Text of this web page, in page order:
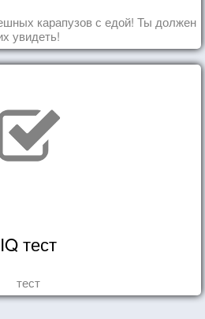
карапузов с едой! Ты должен
увидеть!
IQ тест
тест